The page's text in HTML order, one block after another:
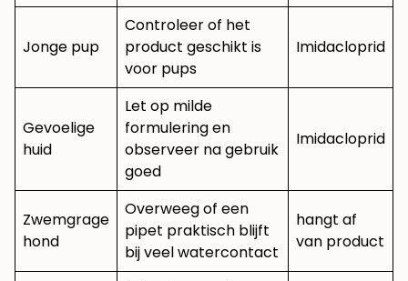
Jonge pup
Controleer of het
product geschikt is
voor pups
Imidacloprid
Gevoelige
huid
Let op milde
formulering en
observeer na gebruik
goed
Imidacloprid
Zwemgrage
hond
Overweeg of een
pipet praktisch blijft
bij veel watercontact
hangt af
van product